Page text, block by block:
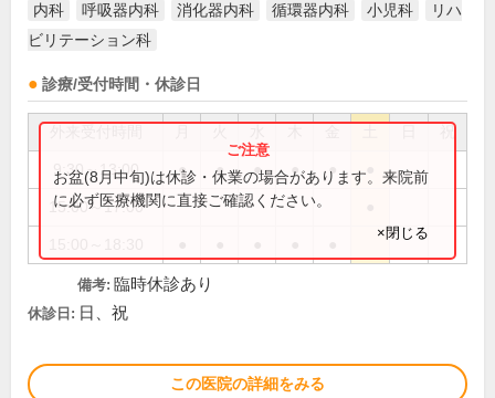
内科 呼吸器内科 消化器内科 循環器内科 小児科
リハ
ビリテーション科
診療/受付時間・休診日
祝
9:30～13:00 ● ● ● ● ●
15:00～17:00
お盆(8月中旬)は休診・休業の場合があります。来院前
に必ず医療機関に直接ご確認ください。
×閉じる
備考: 臨時休診あり
休診日: 日、祝
この医院の詳細をみる